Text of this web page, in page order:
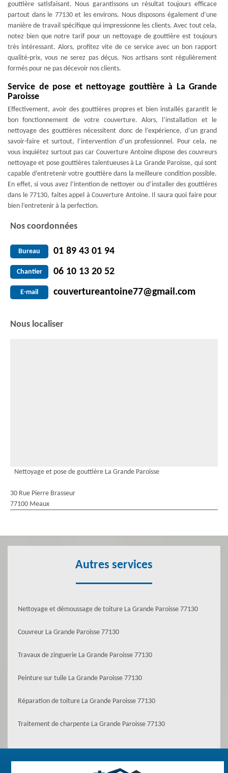
gouttière satisfaisant. Nous garantissons un résultat toujours efficace
partout dans le 77130 et les environs. Nous disposons également d’une
manière de travail spécifique qui impressionne les clients. Avec tout cela,
notez bien que notre tarif pour un nettoyage de gouttière est toujours
très intéressant. Alors, profitez vite de ce service avec un bon rapport
qualité-prix, vous ne serez pas déçus. Nos artisans sont régulièrement
formés pour ne pas décevoir nos clients.
Service de pose et nettoyage gouttière à La Grande
Paroisse
Effectivement, avoir des gouttières propres et bien installés garantit le
bon fonctionnement de votre couverture. Alors, l’installation et le
nettoyage des gouttières nécessitent donc de l’expérience, d’un grand
savoir-faire et surtout, l’intervention d’un professionnel. Pour cela, ne
vous inquiétez surtout pas car Couverture Antoine dispose des couvreurs
nettoyage et pose gouttières talentueuses à La Grande Paroisse, qui sont
capable d’entretenir votre gouttière dans la meilleure condition possible.
En effet, si vous avez l’intention de nettoyer ou d’installer des gouttières
dans le 77130, faites appel à Couverture Antoine. Il saura quoi faire pour
bien l’entretenir à la perfection.
Nos coordonnées
Bureau 01 89 43 01 94
Chantier 06 10 13 20 52
E-mail couvertureantoine77@gmail.com
Nous localiser
Nettoyage et pose de gouttière La Grande Paroisse
30 Rue Pierre Brasseur
77100 Meaux
Autres services
Nettoyage et démoussage de toiture La Grande Paroisse 77130
Couvreur La Grande Paroisse 77130
Travaux de zinguerie La Grande Paroisse 77130
Peinture sur tuile La Grande Paroisse 77130
Réparation de toiture La Grande Paroisse 77130
Traitement de charpente La Grande Paroisse 77130